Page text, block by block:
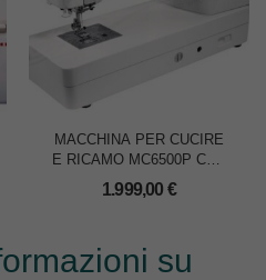
MACCHINA PER CUCIRE
E RICAMO MC6500P CON
TAVOLO
1.999,00 €
su